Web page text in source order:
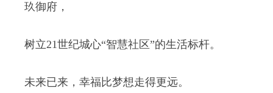
玖御府，
树立21世纪城心“智慧社区”的生活标杆。
未来已来，幸福比梦想走得更远。